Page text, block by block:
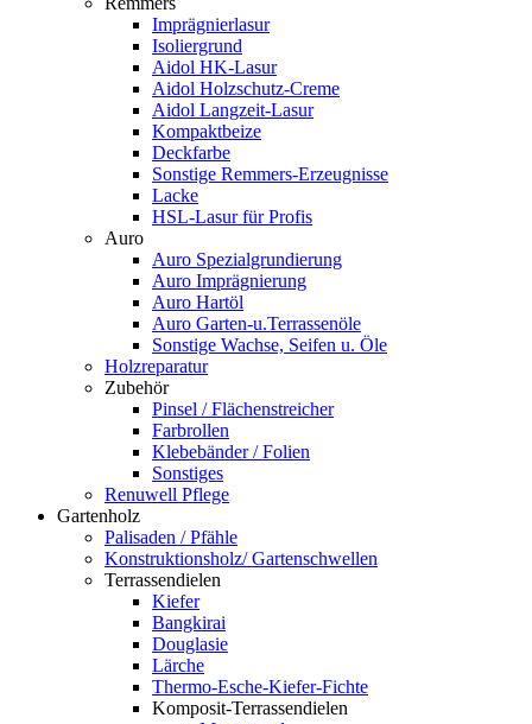
Imprägnierlasur
Isoliergrund
Aidol HK-Lasur
Aidol Holzschutz-Creme
Aidol Langzeit-Lasur
Kompaktbeize
Deckfarbe
Sonstige Remmers-Erzeugnisse
Lacke
HSL-Lasur für Profis
Auro
Auro Spezialgrundierung
Auro Imprägnierung
Auro Hartöl
Auro Garten-u.Terrassenöle
Sonstige Wachse, Seifen u. Öle
Holzreparatur
Zubehör
Pinsel / Flächenstreicher
Farbrollen
Klebebänder / Folien
Sonstiges
Renuwell Pflege
Gartenholz
Palisaden / Pfähle
Konstruktionsholz/ Gartenschwellen
Terrassendielen
Kiefer
Bangkirai
Douglasie
Lärche
Thermo-Esche-Kiefer-Fichte
Komposit-Terrassendielen